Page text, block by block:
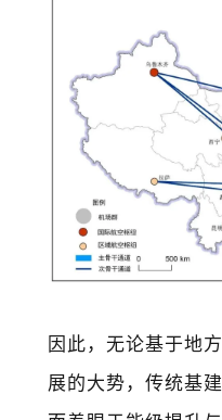
因此，无论基于地
展的大势，传统基